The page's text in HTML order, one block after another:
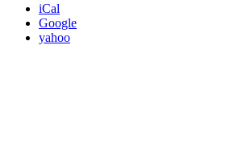
iCal
Google
yahoo